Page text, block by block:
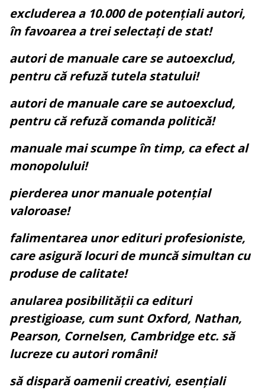
excluderea a 10.000 de potențiali autori,
în favoarea a trei selectați de stat!
autori de manuale care se autoexclud,
pentru că refuză tutela statului!
autori de manuale care se autoexclud,
pentru că refuză comanda politică!
manuale mai scumpe în timp, ca efect al
monopolului!
pierderea unor manuale potențial
valoroase!
falimentarea unor edituri profesioniste,
care asigură locuri de muncă simultan cu
produse de calitate!
anularea posibilității ca edituri
prestigioase, cum sunt Oxford, Nathan,
Pearson, Cornelsen, Cambridge etc. să
lucreze cu autori români!
să dispară oamenii creativi, esențiali